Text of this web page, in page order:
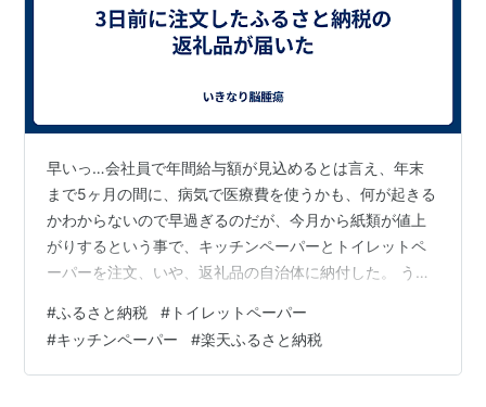
早いっ…会社員で年間給与額が見込めるとは言え、年末
まで5ヶ月の間に、病気で医療費を使うかも、何が起きる
かわからないので早過ぎるのだが、今月から紙類が値上
がりするという事で、キッチンペーパーとトイレットペ
ーパーを注文、いや、返礼品の自治体に納付した。 うち
が、まだ年内分位？の在庫があり、あまりに多いと心理
的圧迫感があるので、ほどほどの量にした。 品質にこだ
わりがあり、この用途では、再生紙でなく、ピュアパル
#ふるさと納税 # トイレットペーパー
#キッチンペーパー #楽天ふるさと納税